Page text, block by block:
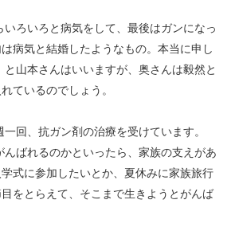
ろいろと病気をして、最後はガンになっ
病気と結婚したようなもの。本当に申し
山本さんはいいますが、奥さんは毅然と
ているのでしょう。
回、抗ガン剤の治療を受けています。
ばれるのかといったら、家族の支えがあ
式に参加したいとか、夏休みに家族旅行
をとらえて、そこまで生きようとがんば